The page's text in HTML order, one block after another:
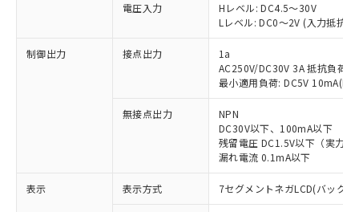
電圧入力
Hレベル: DC4.5～30V
Lレベル: DC0～2V (入力抵抗
制御出力 接点出力
1a
AC250V/DC30V 3A 抵抗負荷
最小適用負荷: DC5V 10mA(P
無接点出力
NPN
DC30V以下、100mA以下
残留電圧 DC1.5V以下（実力約
漏れ電流 0.1mA以下
表示 表示方式 7セグメントネガLCD(バック
※1 対応状況